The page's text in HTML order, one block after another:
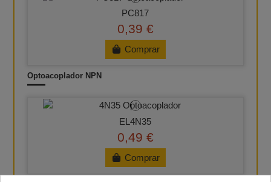
PC817
0,39 €
Comprar
Optoacoplador NPN
EL4N35
0,49 €
Comprar